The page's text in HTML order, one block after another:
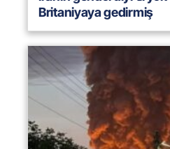
Britaniyaya gedirmiş